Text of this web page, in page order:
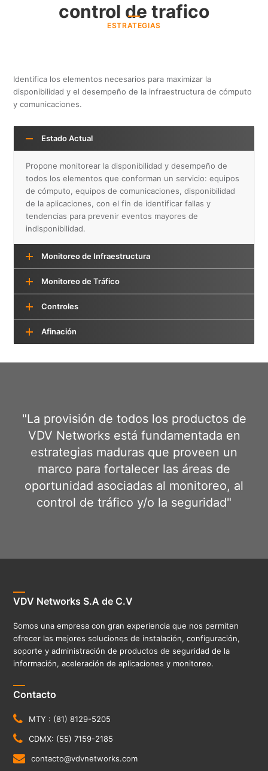
control de trafico
ESTRATEGIAS
Identifica los elementos necesarios para maximizar la
disponibilidad y el desempeño de la infraestructura de cómputo
y comunicaciones.
Estado Actual
Propone monitorear la disponibilidad y desempeño de
todos los elementos que conforman un servicio: equipos
de cómputo, equipos de comunicaciones, disponibilidad
de la aplicaciones, con el fin de identificar fallas y
tendencias para prevenir eventos mayores de
indisponibilidad.
Monitoreo de Infraestructura
Monitoreo de Tráfico
Controles
Afinación
"La provisión de todos los productos de
VDV Networks está fundamentada en
estrategias maduras que proveen un
marco para fortalecer las áreas de
oportunidad asociadas al monitoreo, al
control de tráfico y/o la seguridad"
VDV Networks S.A de C.V
Somos una empresa con gran experiencia que nos permiten
ofrecer las mejores soluciones de instalación, configuración,
soporte y administración de productos de seguridad de la
información, aceleración de aplicaciones y monitoreo.
Contacto
MTY : (81) 8129-5205
CDMX: (55) 7159-2185
contacto@vdvnetworks.com